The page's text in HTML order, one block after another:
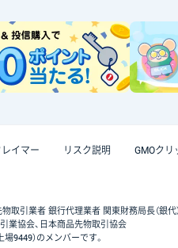
イマー リスク説明 GMOクリ
取引業者 銀行代理業者 関東財務局長（銀
業協会、日本商品先物取引協会
9449）のメンバーです。